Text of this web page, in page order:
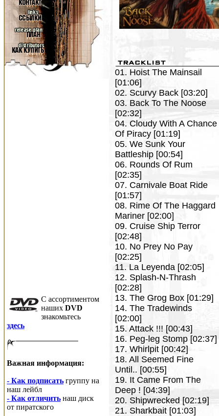
C ассортиментом
наших DVD
знакомьтесь
здесь
Важная информация:
- Как подписать группу на
наш лейбл
- Как отличить наш диск
от пиратского
01. Hoist The Mainsail
[01:06]
02. Scurvy Back [03:20]
03. Back To The Noose
[02:32]
04. Cloudy With A Chance
Of Piracy [01:19]
05. We Sunk Your
Battleship [00:54]
06. Rounds Of Rum
[02:35]
07. Carnivale Boat Ride
[01:57]
08. Rime Of The Haggard
Mariner [02:00]
09. Cruise Ship Terror
[02:48]
10. No Prey No Pay
[02:25]
11. La Leyenda [02:05]
12. Splash-N-Thrash
[02:28]
13. The Grog Box [01:29]
14. The Tradewinds
[02:00]
15. Attack !!! [00:43]
16. Peg-leg Stomp [02:37]
17. Whirlpit [00:42]
18. All Seemed Fine
Until.. [00:55]
19. It Came From The
Deep ! [04:39]
20. Shipwrecked [02:19]
21. Sharkbait [01:03]